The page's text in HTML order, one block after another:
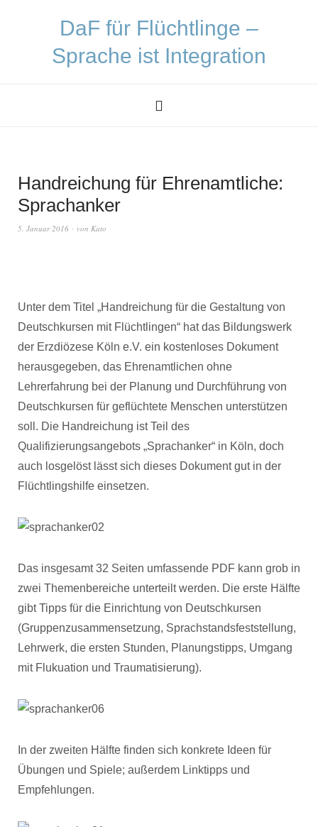
DaF für Flüchtlinge –
Sprache ist Integration
Handreichung für Ehrenamtliche:
Sprachanker
5. Januar 2016 von Kato
Unter dem Titel „Handreichung für die Gestaltung von
Deutschkursen mit Flüchtlingen“ hat das Bildungswerk
der Erzdiözese Köln e.V. ein kostenloses Dokument
herausgegeben, das Ehrenamtlichen ohne
Lehrerfahrung bei der Planung und Durchführung von
Deutschkursen für geflüchtete Menschen unterstützen
soll. Die Handreichung ist Teil des
Qualifizierungsangebots „Sprachanker“ in Köln, doch
auch losgelöst lässt sich dieses Dokument gut in der
Flüchtlingshilfe einsetzen.
Das insgesamt 32 Seiten umfassende PDF kann grob in
zwei Themenbereiche unterteilt werden. Die erste Hälfte
gibt Tipps für die Einrichtung von Deutschkursen
(Gruppenzusammensetzung, Sprachstandsfeststellung,
Lehrwerk, die ersten Stunden, Planungstipps, Umgang
mit Flukuation und Traumatisierung).
In der zweiten Hälfte finden sich konkrete Ideen für
Übungen und Spiele; außerdem Linktipps und
Empfehlungen.